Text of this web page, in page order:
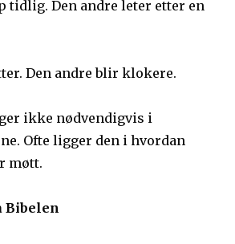
tidlig. Den andre leter etter en
Den andre blir klokere.
ikke nødvendigvis i
Ofte ligger den i hvordan
møtt.
Bibelen